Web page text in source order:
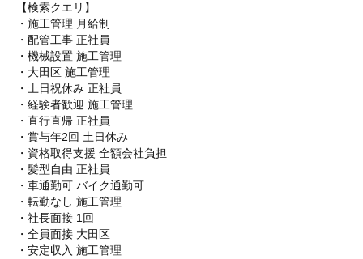
【検索クエリ】
・施工管理 月給制
・配管工事 正社員
・機械設置 施工管理
・大田区 施工管理
・土日祝休み 正社員
・経験者歓迎 施工管理
・直行直帰 正社員
・賞与年2回 土日休み
・資格取得支援 全額会社負担
・髪型自由 正社員
・車通勤可 バイク通勤可
・転勤なし 施工管理
・社長面接 1回
・全員面接 大田区
・安定収入 施工管理